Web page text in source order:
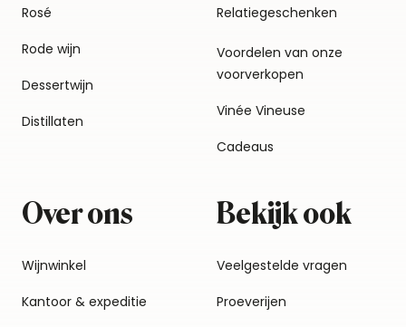
Rosé
Rode wijn
Dessertwijn
Distillaten
Relatiegeschenken
Voordelen van onze
voorverkopen
Vinée Vineuse
Cadeaus
Over ons
Wijnwinkel
Kantoor & expeditie
Bekijk ook
Veelgestelde vragen
Proeverijen